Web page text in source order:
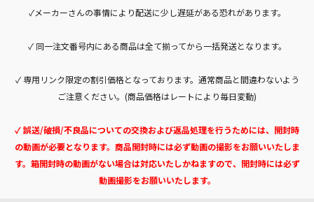
✓メーカーさんの事情により配送に少し遅延がある恐れがあります。
✓ 同一注文番号内にある商品は全て揃ってから一括発送となります。
✓ 専用リンク限定の割引価格となっております。通常商品と間違わないよう
ご注意ください。(商品価格はレートにより毎日変動)
✓ 誤送/破損/不良品についての交換および返品処理を行うためには、開封時
の動画が必要となります。商品開封時には必ず動画の撮影をお願いいたしま
す。箱開封時の動画がない場合は対応いたしかねますので、開封時には必ず
動画撮影をお願いいたします。